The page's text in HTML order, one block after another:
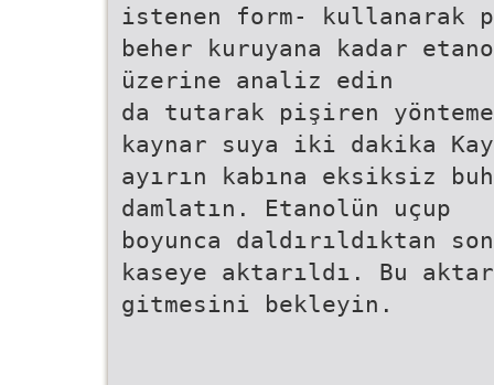
istenen form-
beher kuruyana kadar
üzerine analiz edin
da tutarak pişiren
kaynar suya iki dakika
ayırın kabına eksiksiz
damlatın. Etanolün uçup
boyunca daldırıldıktan
kaseye aktarıldı. Bu
gitmesini bekleyin.